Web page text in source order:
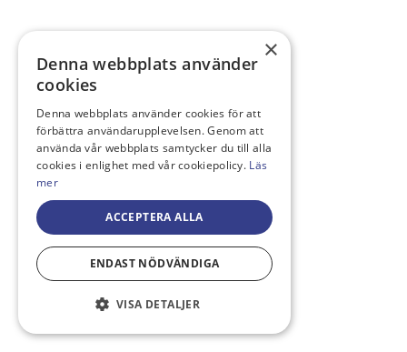
×
Denna webbplats använder
cookies
Denna webbplats använder cookies för att
förbättra användarupplevelsen. Genom att
använda vår webbplats samtycker du till alla
cookies i enlighet med vår cookiepolicy. Läs
mer
ACCEPTERA ALLA
ENDAST NÖDVÄNDIGA
VISA DETALJER